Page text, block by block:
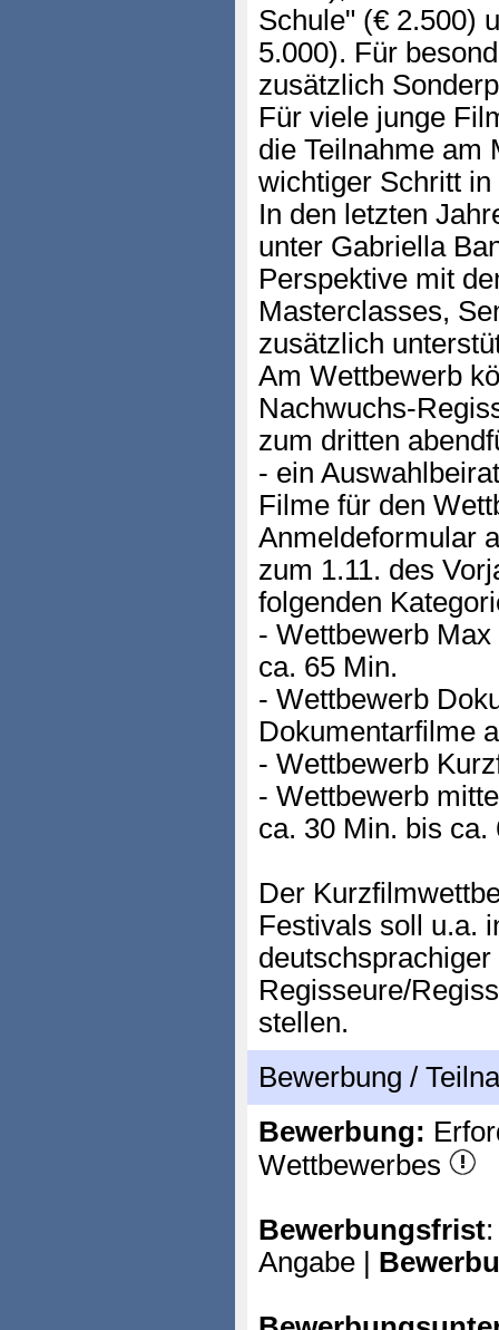
Schule" (€ 2.500)
5.000). Für
zusätzlich
Für viele junge
die Teilnahme am
wichtiger Schritt
In den letzten
unter Gabriella
Perspektive mit
Masterclasses,
zusätzlich
Am Wettbewerb
Nachwuchs-
zum dritten
- ein
Filme für den
Anmeldeformular
zum 1.11. des
folgenden
- Wettbewerb
ca. 65 Min.
- Wettbewerb
Dokumentarfilme
- Wettbewerb
- Wettbewerb
ca. 30 Min. bis ca.
Der
Festivals soll u.a.
Regisseure/
stellen.
Bewerbung /
Bewerbung:
Wettbewerbes
Bewerbungsfrist
Angabe |